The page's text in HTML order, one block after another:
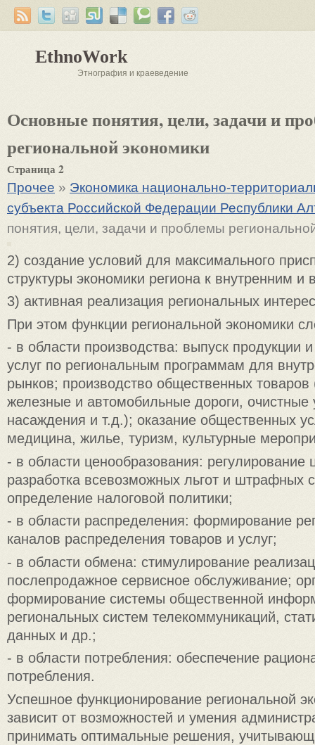
EthnoWork
Этнография и краеведение
Основные понятия, цели, задачи и
региональной экономики
Страница 2
Прочее » Экономика национально-
субъекта Российской Федерации Республики
понятия, цели, задачи и проблемы
2) создание условий для максимального
структуры экономики региона к внутренним
3) активная реализация региональных
При этом функции региональной экономики
- в области производства: выпуск продукции
услуг по региональным программам для
рынков; производство общественных
железные и автомобильные дороги, очистные
насаждения и т.д.); оказание общественных
медицина, жилье, туризм, культурные
- в области ценообразования: регулирование
разработка всевозможных льгот и штрафных
определение налоговой политики;
- в области распределения: формирование
каналов распределения товаров и услуг;
- в области обмена: стимулирование
послепродажное сервисное обслуживание;
формирование системы общественной
региональных систем телекоммуникаций,
данных и др.;
- в области потребления: обеспечение
потребления.
Успешное функционирование региональной
зависит от возможностей и умения
принимать оптимальные решения,